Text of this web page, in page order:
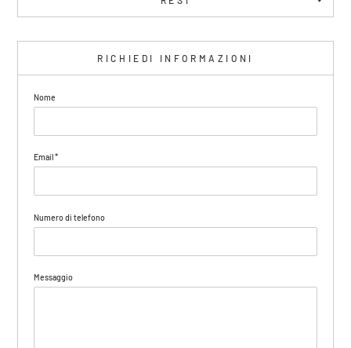
RICHIEDI INFORMAZIONI
Nome
Email*
Numero di telefono
Messaggio